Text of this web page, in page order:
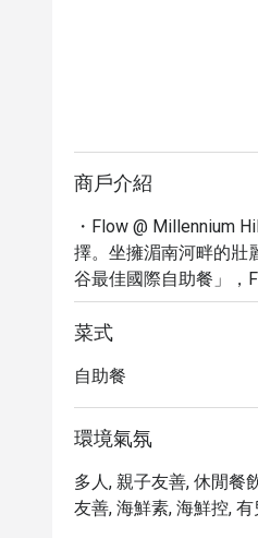
商戶介紹
・Flow @ Millennium
擇。坐擁湄南河畔的壯
谷最佳國際自助餐」，
台，到琳瑯滿目的甜點
・別忘了品嚐他們聞名
・透過 Eatigo 預訂
餐飲折扣！立即預訂，
菜式
自助餐
環境氣氛
多人, 親子友善, 休閒餐
友善, 海鮮素, 海鮮控,